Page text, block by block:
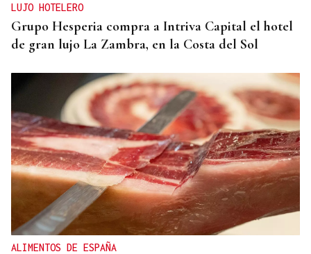
LUJO HOTELERO
Grupo Hesperia compra a Intriva Capital el hotel
de gran lujo La Zambra, en la Costa del Sol
ALIMENTOS DE ESPAÑA